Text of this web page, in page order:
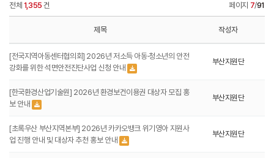
전체 1,355 건 페이지 7/91
제목 작성자
[전국지역아동센터협의회] 2026년 저소득 아동·청소년의 안전
강화를 위한 석면안전진단사업 신청 안내
부산지원단
[한국환경산업기술원] 2026년 환경보건이용권 대상자 모집 홍
보 안내
부산지원단
[초록우산 부산지역본부] 2026년 카카오뱅크 위기영아 지원사
업 진행 안내 및 대상자 추천 홍보 안내
부산지원단